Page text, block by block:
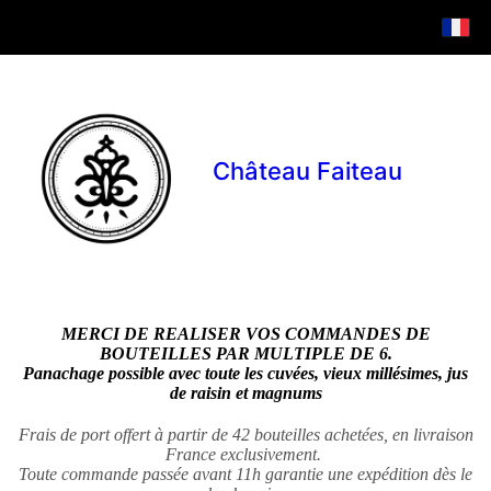
Château Faiteau
MERCI DE REALISER VOS COMMANDES DE
BOUTEILLES PAR MULTIPLE DE 6.
Panachage possible avec toute les cuvées, vieux millésimes, jus
de raisin et magnums
Frais de port offert à partir de 42 bouteilles achetées, en livraison
France exclusivement.
Toute commande passée avant 11h garantie une expédition dès le